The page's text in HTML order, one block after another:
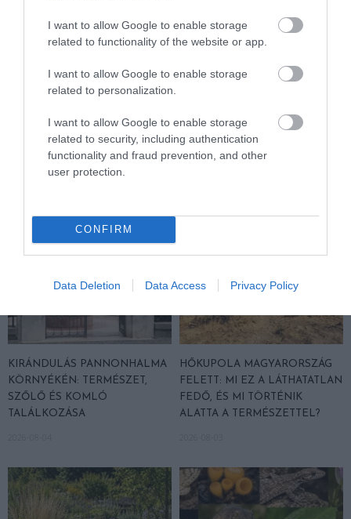
I want to allow Google to enable storage
related to functionality of the website or app.
I want to allow Google to enable storage
related to personalization.
I want to allow Google to enable storage
related to security, including authentication
functionality and fraud prevention, and other
user protection.
CONFIRM
Data Deletion Data Access Privacy Policy
MIÉRT UGRANAK KI A DELFINEK A VÍZBŐL? – A TENGERI
AKROBATÁK TITKAI
HASONLÓ ÉRDEKESSÉGEK
KIRÁNDULÁS PANNONHALMA
KÖRNYÉKÉN: TERMÉSZET,
SZŐLŐ ÉS KOMLÓ
TALÁLKOZÁSA
HŐKUPOLA MAGYARORSZÁG
FELETT: MI EZ A LÁTHATATLAN
FEDŐ, ÉS MI TÖRTÉNIK
ALATTA A TERMÉSZETTEL?